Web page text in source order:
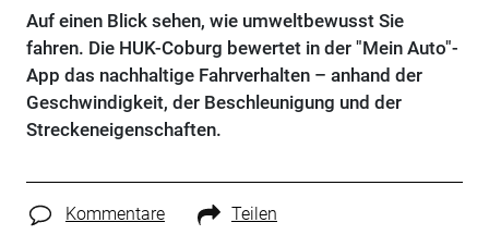
Auf einen Blick sehen, wie umweltbewusst Sie
fahren. Die HUK-Coburg bewertet in der "Mein Auto"-
App das nachhaltige Fahrverhalten – anhand der
Geschwindigkeit, der Beschleunigung und der
Streckeneigenschaften.
Kommentare Teilen